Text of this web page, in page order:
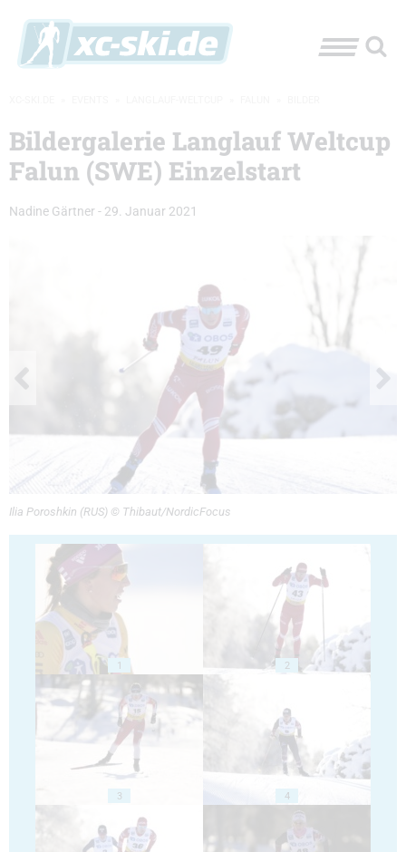
Bildergalerie Langlauf Weltcup
Falun (SWE) Einzelstart
Nadine Gärtner - 29. Januar 2021
Ilia Poroshkin (RUS) © Thibaut/NordicFocus
1 2
3 4